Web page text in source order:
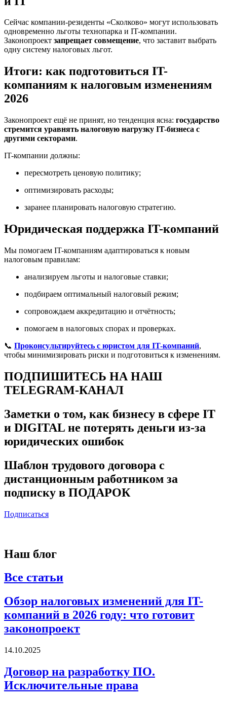
Сейчас компании-резиденты «Сколково» могут использовать
одновременно льготы технопарка и IT-компании.
Законопроект запрещает совмещение, что заставит выбрать
одну систему налоговых льгот.
Итоги: как подготовиться IT-
компаниям к налоговым изменениям
2026
Законопроект ещё не принят, но тенденция ясна: государство
стремится уравнять налоговую нагрузку IT-бизнеса с
другими секторами.
IT-компании должны:
пересмотреть ценовую политику;
оптимизировать расходы;
заранее планировать налоговую стратегию.
Юридическая поддержка IT-компаний
Мы помогаем IT-компаниям адаптироваться к новым
налоговым правилам:
анализируем льготы и налоговые ставки;
подбираем оптимальный налоговый режим;
сопровождаем аккредитацию и отчётность;
помогаем в налоговых спорах и проверках.
📞 Проконсультируйтесь с юристом для IT-компаний,
чтобы минимизировать риски и подготовиться к изменениям.
ПОДПИШИТЕСЬ НА НАШ
TELEGRAM-КАНАЛ
Заметки о том, как бизнесу в сфере IT
и DIGITAL не потерять деньги из-за
юридических ошибок
Шаблон трудового договора с
дистанционным работником за
подписку в ПОДАРОК
Подписаться
Наш блог
Все статьи
Обзор налоговых изменений для IT-
компаний в 2026 году: что готовит
законопроект
14.10.2025
Договор на разработку ПО.
Исключительные права